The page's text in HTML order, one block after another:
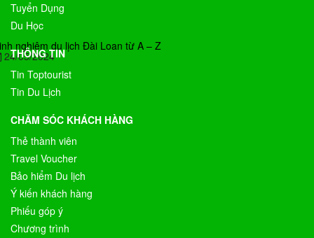
nghiệm du lịch Đài Loan từ A – Z
24/05/2024
Tuyển Dụng
Du Học
THÔNG TIN
Tin Toptourist
Tin Du Lịch
CHĂM SÓC KHÁCH HÀNG
Thẻ thành viên
Travel Voucher
Bảo hiểm Du lịch
Ý kiến khách hàng
Phiếu góp ý
Chương trình